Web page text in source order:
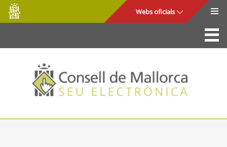
Salta al contingut principal
Consell
de
Mallorca
Webs oficials
La Seu
Consell de Mallorca
Accés i seguretat
Utilitats